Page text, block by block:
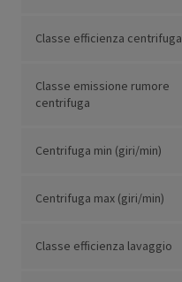
Classe efficienza centrifuga
Classe emissione rumore
centrifuga
Centrifuga min (giri/min)
Centrifuga max (giri/min)
Classe efficienza lavaggio